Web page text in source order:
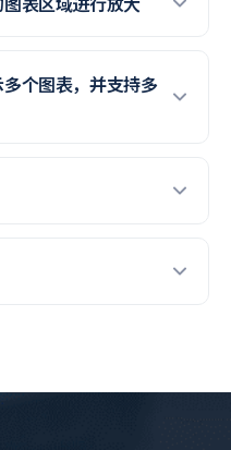
表区域进行放大
个图表，并支持多